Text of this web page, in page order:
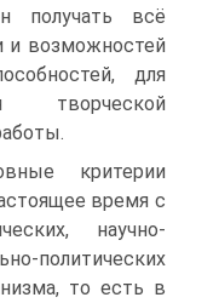
получать всё
возможностей
для
творческой
критерии
время с
научно-
политических
то есть в